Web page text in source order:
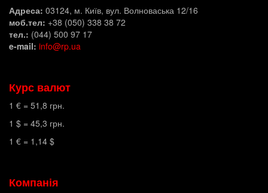
Адреса: 03124, м. Київ, вул. Волноваська 12/16
моб.тел: +38 (050) 338 38 72
тел.: (044) 500 97 17
e-mail: info@rp.ua
Курс валют
1 € = 51,8 грн.
1 $ = 45,3 грн.
1 € = 1,14 $
Компанія